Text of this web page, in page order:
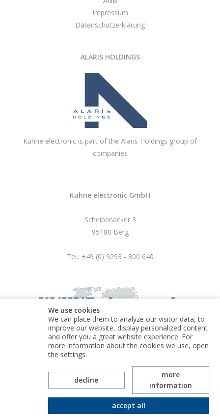
Impressum
Datenschutzerklärung
ALARIS HOLDINGS
Kuhne electronic is part of the Alaris Holdings group of
companies
Kuhne electronic GmbH
Scheibenacker 3
95180 Berg
Tel.: +49 (0) 9293 - 800 640
© Kuhne electronic GmbH
We use cookies
We can place them to analyze our visitor data, to
improve our website, display personalized content
and offer you a great website experience. For
more information about the cookies we use, open
the settings.
decline
accept all
more
information